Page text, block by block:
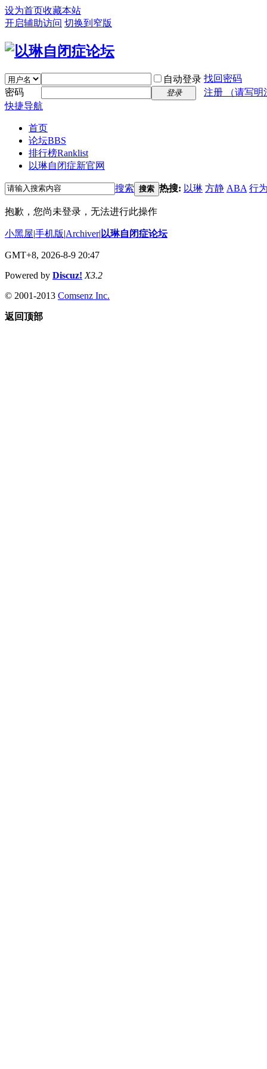
设为首页收藏本站
开启辅助访问 切换到窄版
自动登录 找回密码
密码
登录
注册 （请写明
快捷导航
首页
论坛BBS
排行榜Ranklist
以琳自闭症新官网
搜索 搜索 热搜: 以琳 方静 ABA 行
抱歉，您尚未登录，无法进行此操作
小黑屋|手机版|Archiver| 以琳自闭症论坛
GMT+8, 2026-8-9 20:47
Powered by Discuz! X3.2
© 2001-2013 Comsenz Inc.
返回顶部